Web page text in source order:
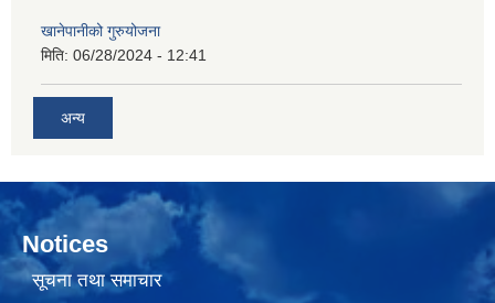
खानेपानीको गुरुयोजना
मिति: 06/28/2024 - 12:41
अन्य
Notices
सूचना तथा समाचार